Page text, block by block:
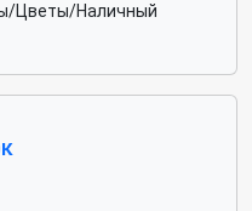
Цветы/Наличный